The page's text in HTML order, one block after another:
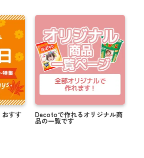
おすす Decotoで作れるオリジナル商
品の一覧です